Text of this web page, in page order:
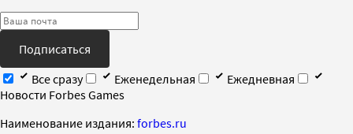
Подписаться
Все сразу
Еженедельная
Ежедневная
Новости Forbes Games
Наименование издания: forbes.ru